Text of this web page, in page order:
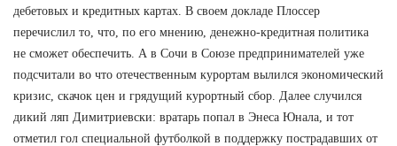
дебетовых и кредитных картах. В своем докладе Плоссер
перечислил то, что, по его мнению, денежно-кредитная политика
не сможет обеспечить. А в Сочи в Союзе предпринимателей уже
подсчитали во что отечественным курортам вылился экономический
кризис, скачок цен и грядущий курортный сбор. Далее случился
дикий ляп Димитриевски: вратарь попал в Энеса Юнала, и тот
отметил гол специальной футболкой в поддержку пострадавших от